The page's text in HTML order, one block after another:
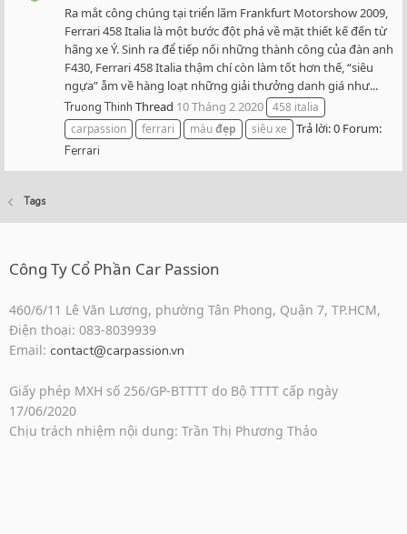
Ra mắt công chúng tại triển lãm Frankfurt Motorshow 2009,
Ferrari 458 Italia là một bước đột phá về mặt thiết kế đến từ
hãng xe Ý. Sinh ra để tiếp nối những thành công của đàn anh
F430, Ferrari 458 Italia thậm chí còn làm tốt hơn thế, “siêu
ngựa” ẵm về hàng loạt những giải thưởng danh giá như...
Truong Thinh Thread 10 Tháng 2 2020 458 italia
carpassion
ferrari màuđẹp siêu xe Trả lời: 0 Forum:
Ferrari
Tags
Công Ty Cổ Phần Car Passion
460/6/11 Lê Văn Lương, phường Tân Phong, Quận 7, TP.HCM,
Điện thoại: 083-8039939
Email: contact@carpassion.vn
Giấy phép MXH số 256/GP-BTTTT do Bộ TTTT cấp ngày
17/06/2020
Chịu trách nhiệm nội dung: Trần Thị Phương Thảo